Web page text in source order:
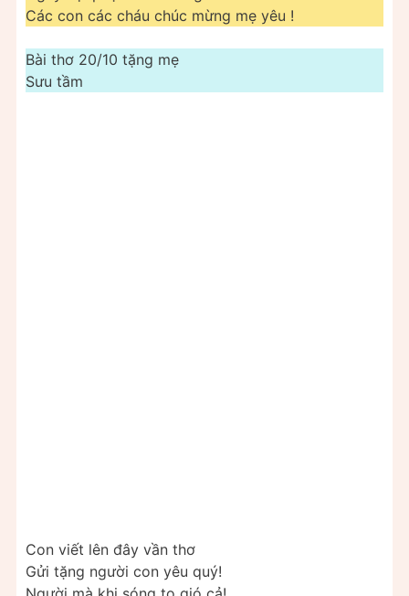
Các con các cháu chúc mừng mẹ yêu !
Bài thơ 20/10 tặng mẹ
Sưu tầm
Con viết lên đây vần thơ
Gửi tặng người con yêu quý!